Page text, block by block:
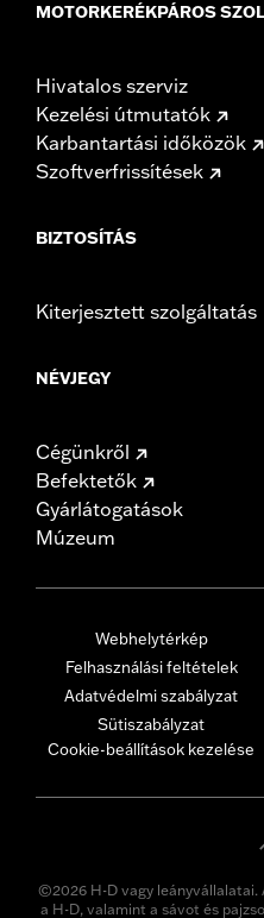
MOTORKERÉKPÁROS
Hivatalos szerviz
Kezelési útmutatók
Karbantartási időközök
Szoftverfrissítések
BIZTOSÍTÁS
Kiterjesztett szolgáltatás
NÉVJEGY
Cégünkről
Befektetők
Gyárlátogatások
Múzeum
Webhelytérkép
Felhasználási feltételek
Adatvédelmi szabályzat
Sütiszabályzat
Cookie-beállítások kezelése
©2026 H-D vagy leányvállalatai.
a H-D, valamint a sávot és